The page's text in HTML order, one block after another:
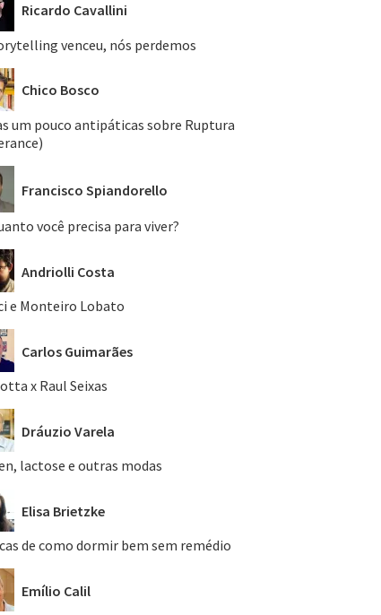
Ricardo Cavallini
venceu, nós perdemos
Chico Bosco
um pouco antipáticas sobre Ruptura
Francisco Spiandorello
você precisa para viver?
Andriolli Costa
e Monteiro Lobato
Carlos Guimarães
x Raul Seixas
Dráuzio Varela
lactose e outras modas
Elisa Brietzke
de como dormir bem sem remédio
Emílio Calil